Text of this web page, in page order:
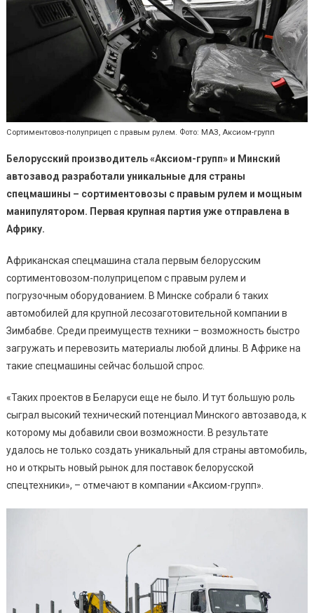
Сортиментовоз-полуприцеп с правым рулем. Фото: МАЗ, Аксиом-групп
Белорусский производитель «Аксиом-групп» и Минский
автозавод разработали уникальные для страны
спецмашины – сортиментовозы с правым рулем и мощным
манипулятором. Первая крупная партия уже отправлена в
Африку.
Африканская спецмашина стала первым белорусским
сортиментовозом-полуприцепом с правым рулем и
погрузочным оборудованием. В Минске собрали 6 таких
автомобилей для крупной лесозаготовительной компании в
Зимбабве. Среди преимуществ техники – возможность быстро
загружать и перевозить материалы любой длины. В Африке на
такие спецмашины сейчас большой спрос.
«Таких проектов в Беларуси еще не было. И тут большую роль
сыграл высокий технический потенциал Минского автозавода, к
которому мы добавили свои возможности. В результате
удалось не только создать уникальный для страны автомобиль,
но и открыть новый рынок для поставок белорусской
спецтехники», – отмечают в компании «Аксиом-групп».